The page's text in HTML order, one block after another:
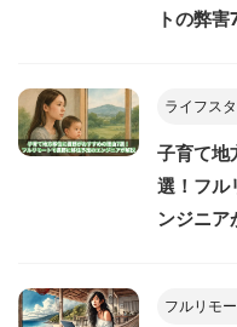
トの弊
ライフス
子育て地
選！フル
ンジニア
フルリモー